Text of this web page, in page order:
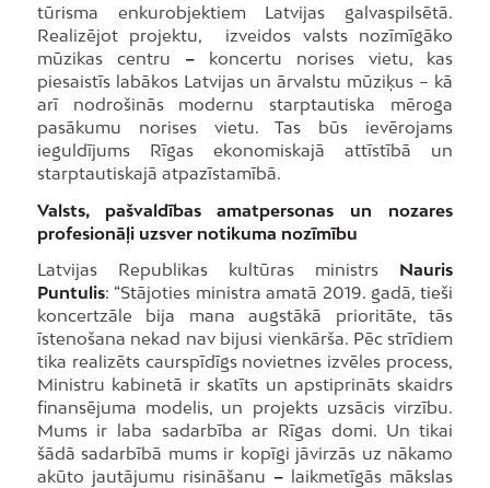
tūrisma enkurobjektiem Latvijas galvaspilsētā.
Realizējot projektu, izveidos valsts nozīmīgāko
mūzikas centru – koncertu norises vietu, kas
piesaistīs labākos Latvijas un ārvalstu mūziķus – kā
arī nodrošinās modernu starptautiska mēroga
pasākumu norises vietu. Tas būs ievērojams
ieguldījums Rīgas ekonomiskajā attīstībā un
starptautiskajā atpazīstamībā.
Valsts, pašvaldības amatpersonas un nozares
profesionāļi uzsver notikuma nozīmību
Latvijas Republikas kultūras ministrs Nauris
Puntulis: “Stājoties ministra amatā 2019. gadā, tieši
koncertzāle bija mana augstākā prioritāte, tās
īstenošana nekad nav bijusi vienkārša. Pēc strīdiem
tika realizēts caurspīdīgs novietnes izvēles process,
Ministru kabinetā ir skatīts un apstiprināts skaidrs
finansējuma modelis, un projekts uzsācis virzību.
Mums ir laba sadarbība ar Rīgas domi. Un tikai
šādā sadarbībā mums ir kopīgi jāvirzās uz nākamo
akūto jautājumu risināšanu – laikmetīgās mākslas